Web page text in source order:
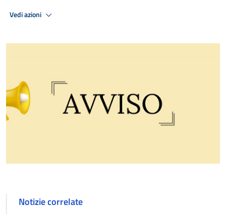
Vedi azioni
Notizie correlate